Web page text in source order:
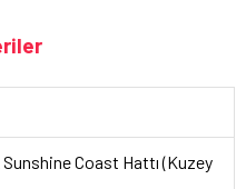
Sunshine Coast Hattı (Kuzey